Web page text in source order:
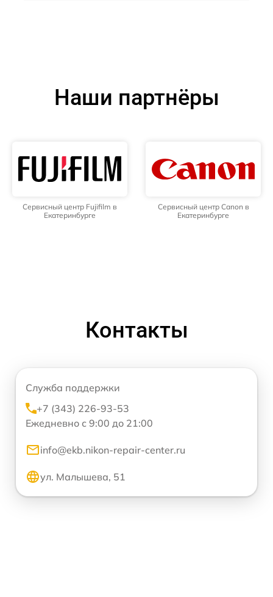
Наши партнёры
Сервисный центр Fujifilm в
Екатеринбурге
Сервисный центр Canon в
Екатеринбурге
Контакты
Служба поддержки
+7 (343) 226-93-53
Ежедневно с 9:00 до 21:00
info@ekb.nikon-repair-center.ru
ул. Малышева, 51